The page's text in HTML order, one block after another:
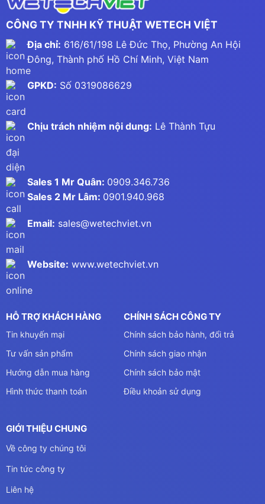
CÔNG TY TNHH KỸ THUẬT WETECH VIỆT
Địa chỉ: 616/61/198 Lê Đức Thọ, Phường An Hội
Đông, Thành phố Hồ Chí Minh, Việt Nam
GPKD: Số 0319086629
Chịu trách nhiệm nội dung: Lê Thành Tựu
Sales 1 Mr Quân: 0909.346.736
Sales 2 Mr Lâm: 0901.940.968
Email: sales@wetechviet.vn
Website: www.wetechviet.vn
HỖ TRỢ KHÁCH HÀNG
Tin khuyến mại
Tư vấn sản phẩm
Hướng dẫn mua hàng
Hình thức thanh toán
CHÍNH SÁCH CÔNG TY
Chính sách bảo hành, đổi trả
Chính sách giao nhận
Chính sách bảo mật
Điều khoản sử dụng
GIỚI THIỆU CHUNG
Về công ty chúng tôi
Tin tức công ty
Liên hệ